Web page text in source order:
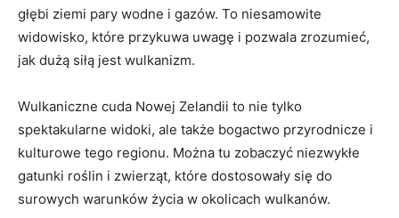
głębi ziemi pary wodne‌ i gazów. To niesamowite
‌widowisko, które‍ przykuwa uwagę⁤ i pozwala zrozumieć,
jak dużą siłą jest⁢ wulkanizm.
Wulkaniczne cuda Nowej Zelandii to ‌nie tylko
spektakularne widoki,⁢ ale także bogactwo przyrodnicze i
kulturowe ‌tego regionu. Można tu zobaczyć niezwykłe
gatunki roślin i zwierząt, które dostosowały się do
surowych warunków życia w okolicach wulkanów.